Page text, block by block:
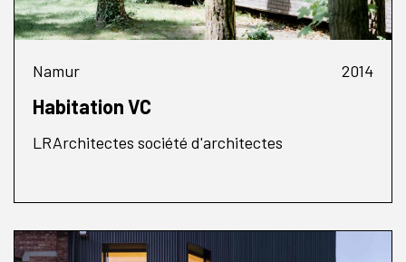
Namur 2014
Habitation VC
LRArchitectes société d'architectes